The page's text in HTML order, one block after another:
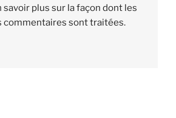
savoir plus sur la façon dont les
commentaires sont traitées.